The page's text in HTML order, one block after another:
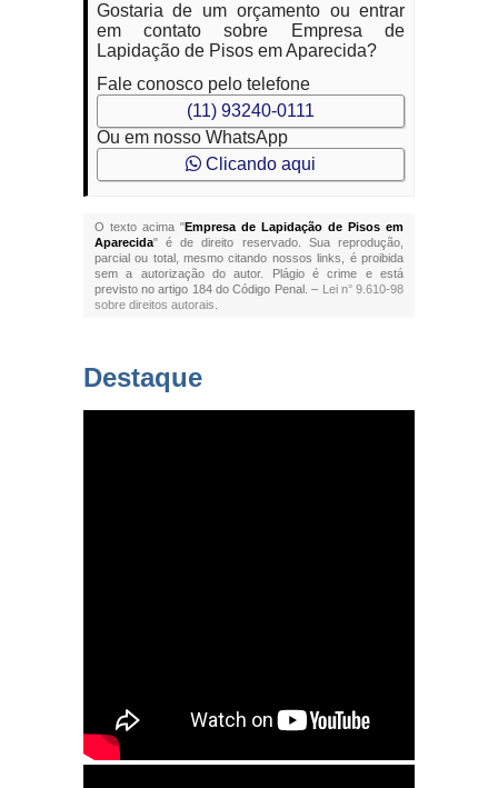
Gostaria de um orçamento ou entrar
em contato sobre Empresa de
Lapidação de Pisos em Aparecida?
Fale conosco pelo telefone
(11) 93240-0111
Ou em nosso WhatsApp
Clicando aqui
O texto acima "Empresa de Lapidação de Pisos em
Aparecida" é de direito reservado. Sua reprodução,
parcial ou total, mesmo citando nossos links, é proibida
sem a autorização do autor. Plágio é crime e está
previsto no artigo 184 do Código Penal. – Lei n° 9.610-98
sobre direitos autorais
Destaque